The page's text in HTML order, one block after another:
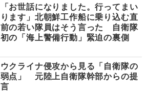
「お世話になりました。行ってまい
ります」北朝鮮工作船に乗り込む直
前の若い隊員はそう言った 自衛隊
初の「海上警備行動」緊迫の裏側
ウクライナ侵攻から見る「自衛隊の
弱点」 元陸上自衛隊幹部からの提
言